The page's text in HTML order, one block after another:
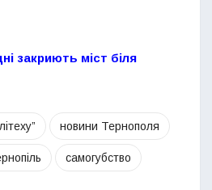
закриють міст біля
новини Тернополя
самогубство